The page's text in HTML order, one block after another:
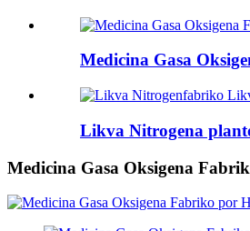
Medicina Gasa
Likva Nitrogena
Medicina Gasa Oksigena